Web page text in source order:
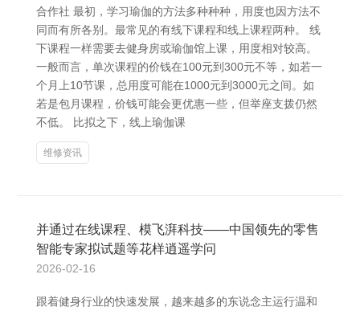
合作社 最初，学习瑜伽的方法多种种种，用度也因方法不
同而有所各别。最常见的有线下课程和线上课程两种。 线
下课程一样需要去健身房或瑜伽馆上课，用度相对较高。
一般而言，单次课程的价钱在100元到300元不等，如若一
个月上10节课，总用度可能在1000元到3000元之间。如
若是包月课程，价钱可能会更优惠一些，但举座支拨仍然
不低。 比拟之下，线上瑜伽课
维修资讯
并通过在线课程、模飞湃科技——中国领先的零售
智能专家拟试题等花样逍遥学问
2026-02-16
跟着健身行业的快速发展，越来越多的东说念主运行温和